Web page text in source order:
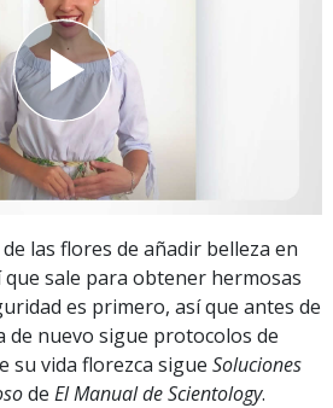
las flores de añadir belleza en
sale para obtener hermosas
es primero, así que antes de
de nuevo sigue protocolos de
su vida florezca sigue Soluciones
de El Manual de Scientology.